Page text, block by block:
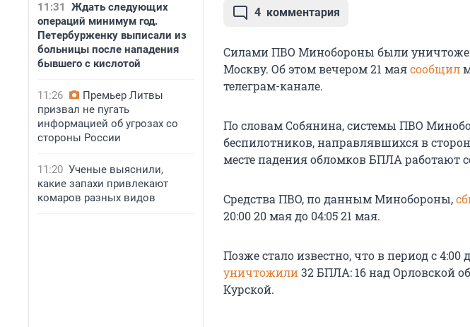
11:31
Ждать следующих
операций минимум год.
Петербурженку выписали из
больницы после нападения
бывшего с кислотой
11:26
Премьер Литвы
призвал не пугать
информацией об угрозах со
стороны России
11:20 Ученые выяснили,
какие запахи привлекают
комаров разных видов
4 комментария
Силами ПВО Минобороны были
Москву. Об этом вечером 21 маясообщил
телеграм-канале.
По словам Собянина, системы ПВО
беспилотников, направлявшихся в
месте падения обломков БПЛА работают
Средства ПВО, по данным Минобороны,
20:0020 маядо 04:0521 мая.
Позже стало известно, что в период с
уничтожили32 БПЛА: 16 над Орловской
Курской.